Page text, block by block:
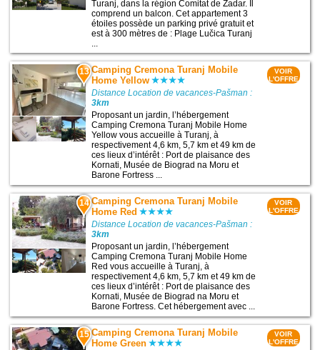
Turanj, dans la région Comitat de Zadar. Il
comprend un balcon. Cet appartement 3
étoiles possède un parking privé gratuit et
est à 300 mètres de : Plage Lučica Turanj
...
13 Camping Cremona Turanj Mobile
Home Yellow
Distance Location de vacances-Pašman :
3km
Proposant un jardin, l’hébergement
Camping Cremona Turanj Mobile Home
Yellow vous accueille à Turanj, à
respectivement 4,6 km, 5,7 km et 49 km de
ces lieux d’intérêt : Port de plaisance des
Kornati, Musée de Biograd na Moru et
Barone Fortress ...
VOIR
L'OFFRE
14 Camping Cremona Turanj Mobile
Home Red
Distance Location de vacances-Pašman :
3km
Proposant un jardin, l’hébergement
Camping Cremona Turanj Mobile Home
Red vous accueille à Turanj, à
respectivement 4,6 km, 5,7 km et 49 km de
ces lieux d’intérêt : Port de plaisance des
Kornati, Musée de Biograd na Moru et
Barone Fortress. Cet hébergement avec ...
VOIR
L'OFFRE
15 Camping Cremona Turanj Mobile
Home Green
VOIR
L'OFFRE